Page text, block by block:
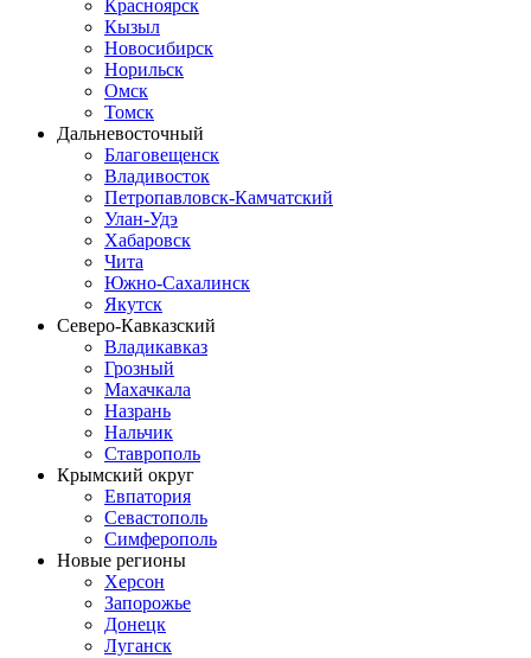
Красноярск
Кызыл
Новосибирск
Норильск
Омск
Томск
Дальневосточный
Благовещенск
Владивосток
Петропавловск-Камчатский
Улан-Удэ
Хабаровск
Чита
Южно-Сахалинск
Якутск
Северо-Кавказский
Владикавказ
Грозный
Махачкала
Назрань
Нальчик
Ставрополь
Крымский округ
Евпатория
Севастополь
Симферополь
Новые регионы
Херсон
Запорожье
Донецк
Луганск